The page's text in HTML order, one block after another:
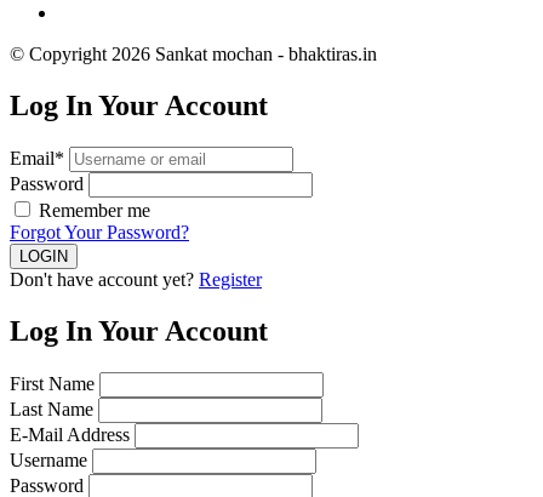
© Copyright 2026 Sankat mochan - bhaktiras.in
Log In Your Account
Email*
Password
Remember me
Forgot Your Password?
Don't have account yet? Register
Log In Your Account
First Name
Last Name
E-Mail Address
Username
Password